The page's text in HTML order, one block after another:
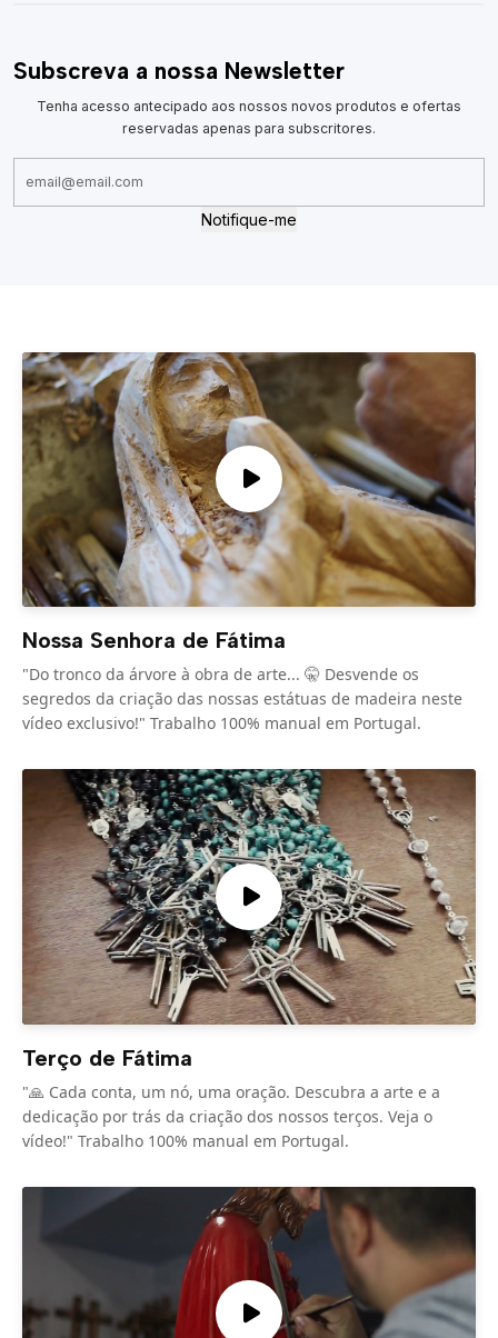
Subscreva a nossa Newsletter
Tenha acesso antecipado aos nossos novos produtos e ofertas
reservadas apenas para subscritores.
Notifique-me
Nossa Senhora de Fátima
"Do tronco da árvore à obra de arte... 🤫 Desvende os
segredos da criação das nossas estátuas de madeira neste
vídeo exclusivo!" Trabalho 100% manual em Portugal.
Terço de Fátima
"🙏 Cada conta, um nó, uma oração. Descubra a arte e a
dedicação por trás da criação dos nossos terços. Veja o
vídeo!" Trabalho 100% manual em Portugal.